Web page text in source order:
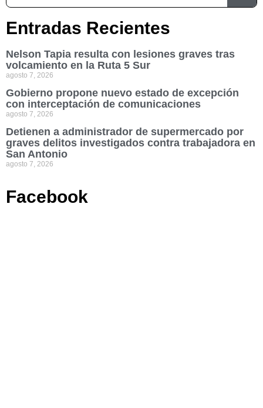
Entradas Recientes
Nelson Tapia resulta con lesiones graves tras
volcamiento en la Ruta 5 Sur
agosto 7, 2026
Gobierno propone nuevo estado de excepción
con interceptación de comunicaciones
agosto 7, 2026
Detienen a administrador de supermercado por
graves delitos investigados contra trabajadora en
San Antonio
agosto 7, 2026
Facebook